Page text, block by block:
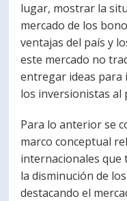
lugar, mostrar la
mercado de los
ventajas del país y
este mercado no
entregar ideas para
los inversionistas al
Para lo anterior se
marco conceptual
internacionales que
la disminución de
destacando el